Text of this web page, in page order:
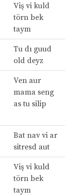
Viş vi kuld
törn bek
taym
Tu dı guud
old deyz
Ven aur
mama seng
as tu silip
Bat nav vi ar
sitresd aut
Viş vi kuld
törn bek
taym